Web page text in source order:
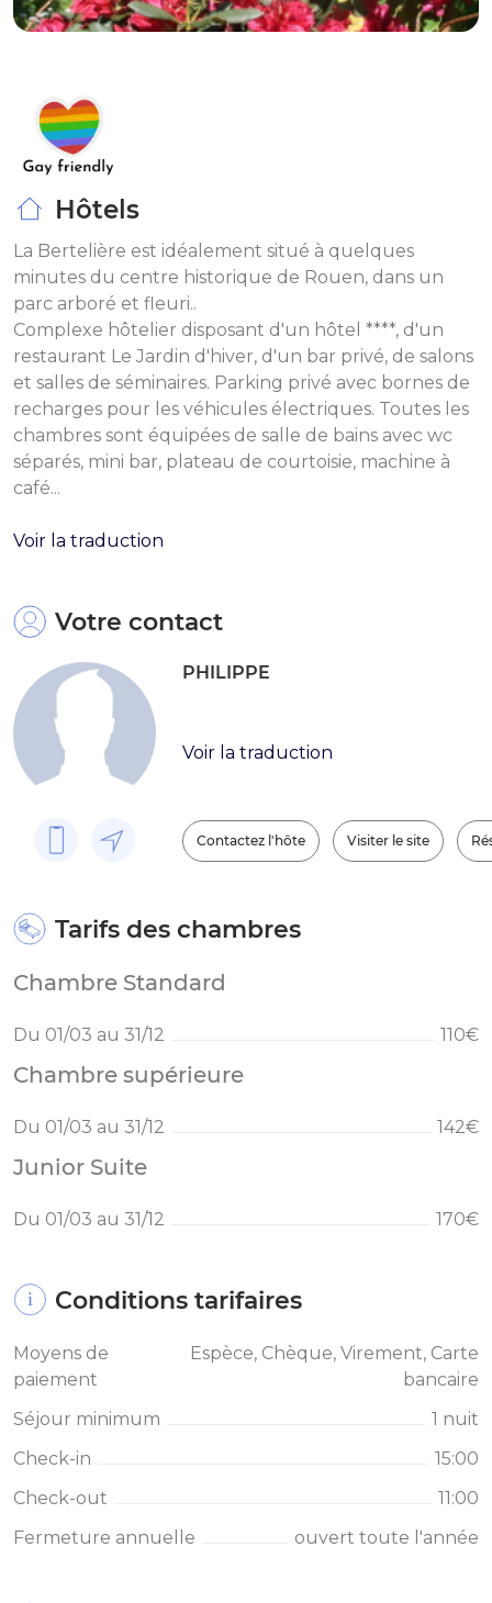
Hôtels
La Bertelière est idéalement situé à quelques
minutes du centre historique de Rouen, dans un
parc arboré et fleuri..
Complexe hôtelier disposant d'un hôtel ****, d'un
restaurant Le Jardin d'hiver, d'un bar privé, de salons
et salles de séminaires. Parking privé avec bornes de
recharges pour les véhicules électriques. Toutes les
chambres sont équipées de salle de bains avec wc
séparés, mini bar, plateau de courtoisie, machine à
café...
Voir la traduction
Votre contact
PHILIPPE
Voir la traduction
Contactez l'hôte Visiter le site
Tarifs des chambres
Chambre Standard
Du 01/03 au 31/12 110€
Chambre supérieure
Du 01/03 au 31/12 142€
Junior Suite
Du 01/03 au 31/12 170€
Conditions tarifaires
Moyens de
paiement
Espèce, Chèque, Virement, Carte
bancaire
Séjour minimum
1 nuit
Check-in
15:00
Check-out
11:00
Fermeture annuelle
ouvert toute l'année